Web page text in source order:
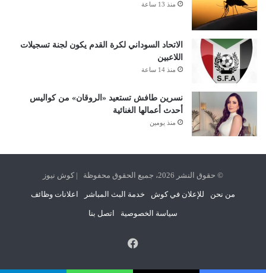
منذ 13 ساعة
الاتحاد السوداني لكرة القدم يكون لجنة تسجيلات
اللاعبين
منذ 14 ساعة
نسرين طافش تستعيد «الروقان» من كواليس
أحدث أعمالها الغنائية
منذ يومين
© حقوق النشر 2026، جميع الحقوق محفوظة | كوش نيوز
من نحن للإعلان في كوش خدمة البث المباشر اعلانات وظائف
سياسة الخصوصية اتصل بنا